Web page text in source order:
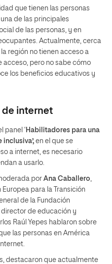
que tienen las personas
de las principales
de las personas, y en
Actualmente, cerca
región no tienen acceso a
acceso, pero no sabe cómo
los beneficios educativos y
de internet
panel ‘Habilitadores para una
en el que se
a internet, es necesario
a usarlo.
por Ana Caballero,
para la Transición
de la Fundación
director de educación y
Raúl Yepes hablaron sobre
las personas en América
destacaron que actualmente